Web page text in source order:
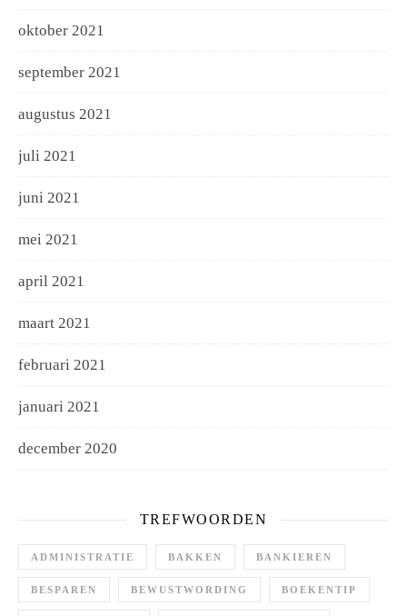
oktober 2021
september 2021
augustus 2021
juli 2021
juni 2021
mei 2021
april 2021
maart 2021
februari 2021
januari 2021
december 2020
TREFWOORDEN
ADMINISTRATIE BAKKEN BANKIEREN
BESPAREN BEWUSTWORDING BOEKENTIP